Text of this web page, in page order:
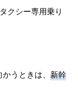
クシー専用乗り
うときは、 新幹